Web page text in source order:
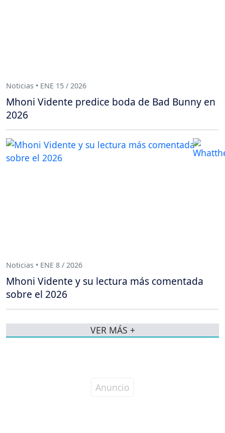
Noticias • ENE 15 / 2026
Mhoni Vidente predice boda de Bad Bunny en
2026
Noticias • ENE 8 / 2026
Mhoni Vidente y su lectura más comentada
sobre el 2026
VER MÁS +